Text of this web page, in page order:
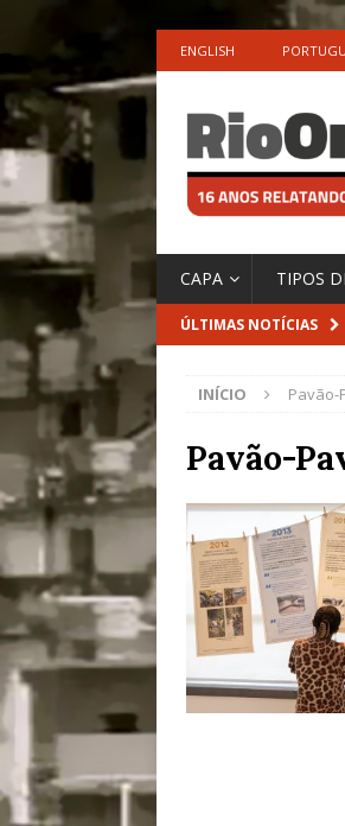
ENGLISH
CAPA TIPOS
ÚLTIMAS NOTÍCIAS
INÍCIO Pavão-
Pavão-